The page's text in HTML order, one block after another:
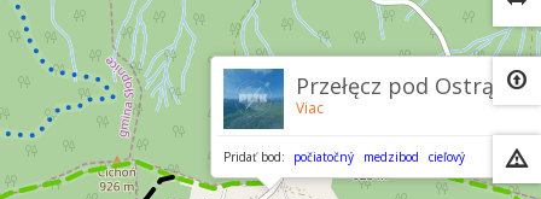
Przełęcz pod Ostrą
Viac
Pridať bod: počiatočný medzibod cieľový